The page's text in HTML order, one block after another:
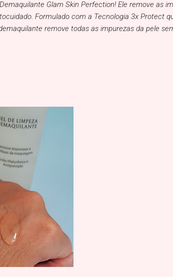
Glam Skin Perfection! Ele remove as
Formulado com a Tecnologia 3x Protect
remove todas as impurezas da pele